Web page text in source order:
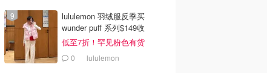
lululemon 羽绒服反季买
wunder puff 系列$149收
低至7折！罕见粉色有货
0 lululemon